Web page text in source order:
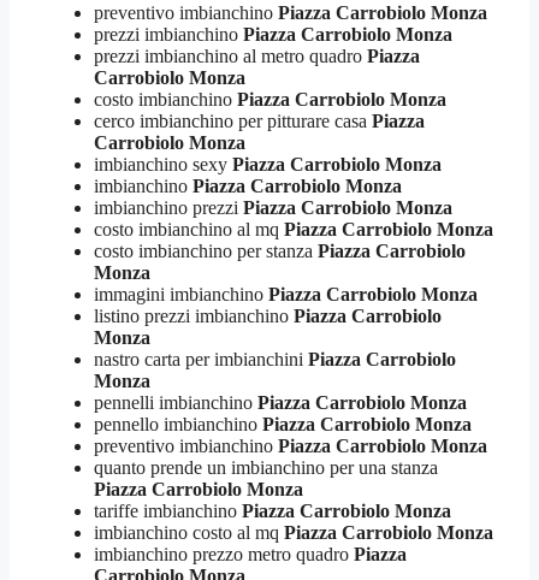
preventivo imbianchino Piazza Carrobiolo Monza
prezzi imbianchino Piazza Carrobiolo Monza
prezzi imbianchino al metro quadro Piazza
Carrobiolo Monza
costo imbianchino Piazza Carrobiolo Monza
cerco imbianchino per pitturare casa Piazza
Carrobiolo Monza
imbianchino sexy Piazza Carrobiolo Monza
imbianchino Piazza Carrobiolo Monza
imbianchino prezzi Piazza Carrobiolo Monza
costo imbianchino al mq Piazza Carrobiolo Monza
costo imbianchino per stanza Piazza Carrobiolo
Monza
immagini imbianchino Piazza Carrobiolo Monza
listino prezzi imbianchino Piazza Carrobiolo
Monza
nastro carta per imbianchini Piazza Carrobiolo
Monza
pennelli imbianchino Piazza Carrobiolo Monza
pennello imbianchino Piazza Carrobiolo Monza
preventivo imbianchino Piazza Carrobiolo Monza
quanto prende un imbianchino per una stanza
Piazza Carrobiolo Monza
tariffe imbianchino Piazza Carrobiolo Monza
imbianchino costo al mq Piazza Carrobiolo Monza
imbianchino prezzo metro quadro Piazza
Carrobiolo Monza